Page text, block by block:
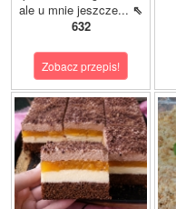
ale u mnie jeszcze... ⇖
632
Zobacz przepis!